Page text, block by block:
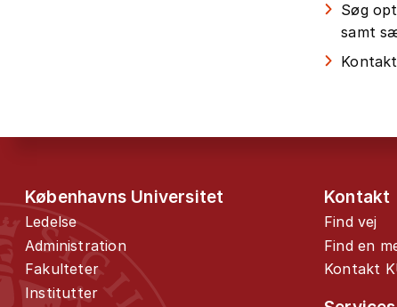
Søg
samt
Københavns Universitet
Ledelse
Administration
Fakulteter
Institutter
Kontakt
Find vej
Find en
Kontakt